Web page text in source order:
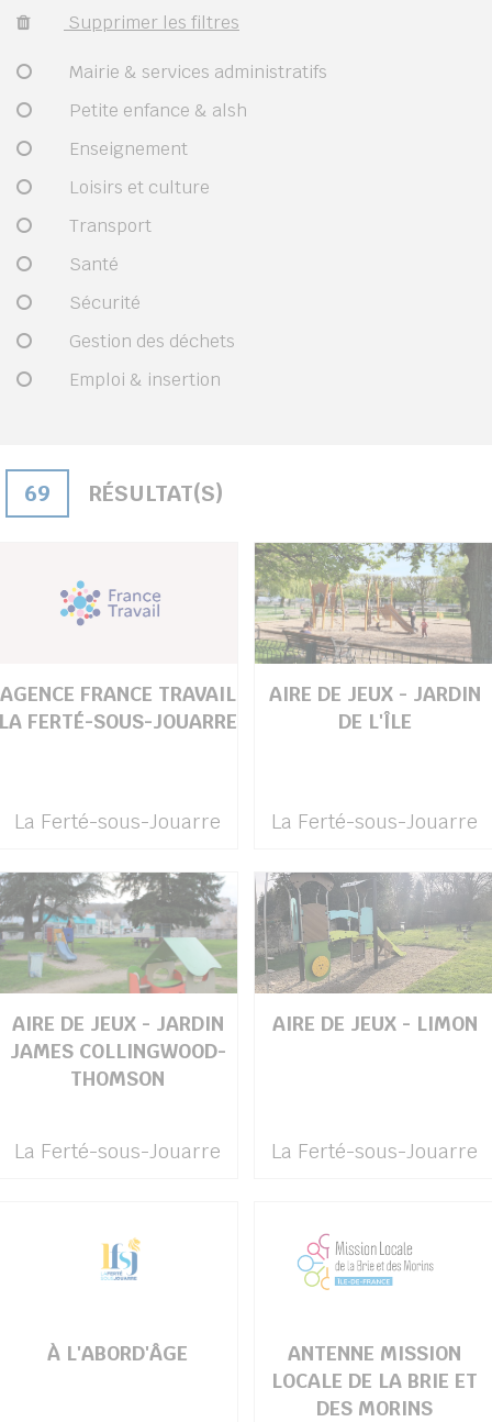
Supprimer les filtres
Mairie & services administratifs
Petite enfance & alsh
Enseignement
Loisirs et culture
Transport
Santé
Sécurité
Gestion des déchets
Emploi & insertion
69 RÉSULTAT(S)
AGENCE FRANCE TRAVAIL
FERTÉ-SOUS-JOUARRE
La Ferté-sous-Jouarre
AIRE DE JEUX - JARDIN
DE L'ÎLE
La Ferté-sous-Jouarre
AIRE DE JEUX - JARDIN
JAMES COLLINGWOOD-
THOMSON
La Ferté-sous-Jouarre
AIRE DE JEUX - LIMON
La Ferté-sous-Jouarre
À L'ABORD'ÂGE
ANTENNE MISSION
LOCALE DE LA BRIE ET
DES MORINS